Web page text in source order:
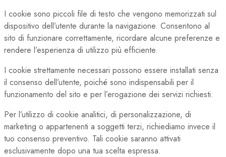
I cookie sono piccoli file di testo che vengono memorizzati sul
dispositivo dell’utente durante la navigazione. Consentono al
sito di funzionare correttamente, ricordare alcune preferenze e
rendere l’esperienza di utilizzo più efficiente.
I cookie strettamente necessari possono essere installati senza
il consenso dell’utente, poiché sono indispensabili per il
funzionamento del sito e per l’erogazione dei servizi richiesti.
Per l’utilizzo di cookie analitici, di personalizzazione, di
marketing o appartenenti a soggetti terzi, richiediamo invece il
tuo consenso preventivo. Tali cookie saranno attivati
esclusivamente dopo una tua scelta espressa.